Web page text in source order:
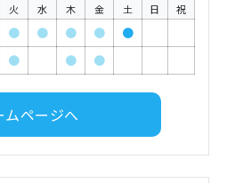
火 水 木 金 土 日 祝
● ● ● ●
●
● ● ●
ムページへ